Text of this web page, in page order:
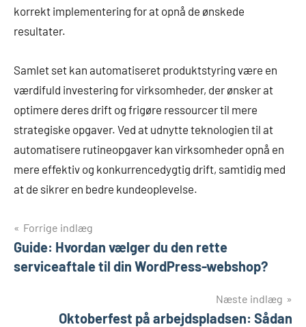
korrekt implementering for at opnå de ønskede
resultater.
Samlet set kan automatiseret produktstyring være en
værdifuld investering for virksomheder, der ønsker at
optimere deres drift og frigøre ressourcer til mere
strategiske opgaver. Ved at udnytte teknologien til at
automatisere rutineopgaver kan virksomheder opnå en
mere effektiv og konkurrencedygtig drift, samtidig med
at de sikrer en bedre kundeoplevelse.
Indlægsnavigation
Forrige indlæg
Guide: Hvordan vælger du den rette
serviceaftale til din WordPress-webshop?
Næste indlæg
Oktoberfest på arbejdspladsen: Sådan